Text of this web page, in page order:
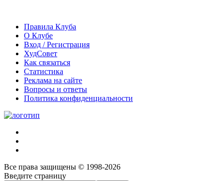
Правила Клуба
О Клубе
Вход / Регистрация
ХудСовет
Как связаться
Статистика
Реклама на сайте
Вопросы и ответы
Политика конфиденциальности
Все права защищены © 1998-2026
Введите страницу